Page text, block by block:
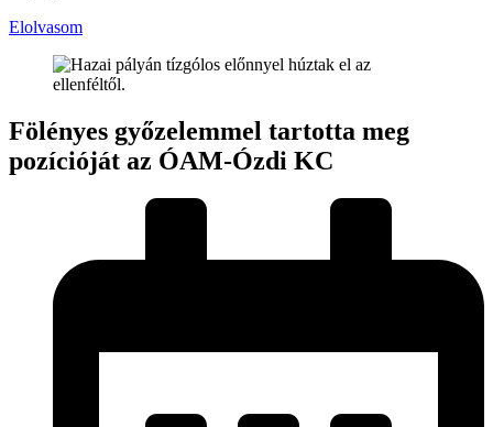
Elolvasom
Fölényes győzelemmel tartotta meg
pozícióját az ÓAM-Ózdi KC